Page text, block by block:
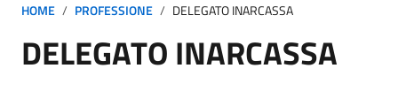
ISCRITTO
PROFESSIONE
HOME PROFESSIONE DELEGATO INARCASSA
DELEGATO INARCASSA